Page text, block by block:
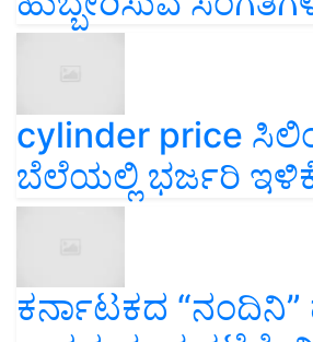
cylinder price
ಬೆಲೆಯಲ್ಲಿ ಭರ್ಜರಿ
ಕರ್ನಾಟಕದ